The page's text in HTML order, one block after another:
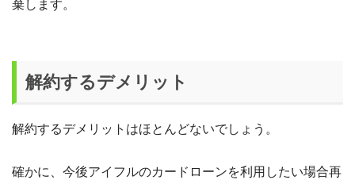
棄します。
解約するデメリット
解約するデメリットはほとんどないでしょう。
確かに、今後アイフルのカードローンを利用したい場合再